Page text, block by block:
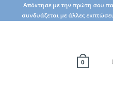
Απόκτησε με την πρώτη σου
συνδυάζεται με άλλες
0